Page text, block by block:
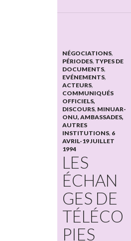
NÉGOCIATIONS,
PÉRIODES, TYPES DE
DOCUMENTS,
EVÉNEMENTS,
ACTEURS,
COMMUNIQUÉS
OFFICIELS,
DISCOURS, MINUAR-
ONU, AMBASSADES,
AUTRES
INSTITUTIONS, 6
AVRIL-19 JUILLET
1994
LES
ÉCHAN
GES DE
TÉLÉCO
PIES